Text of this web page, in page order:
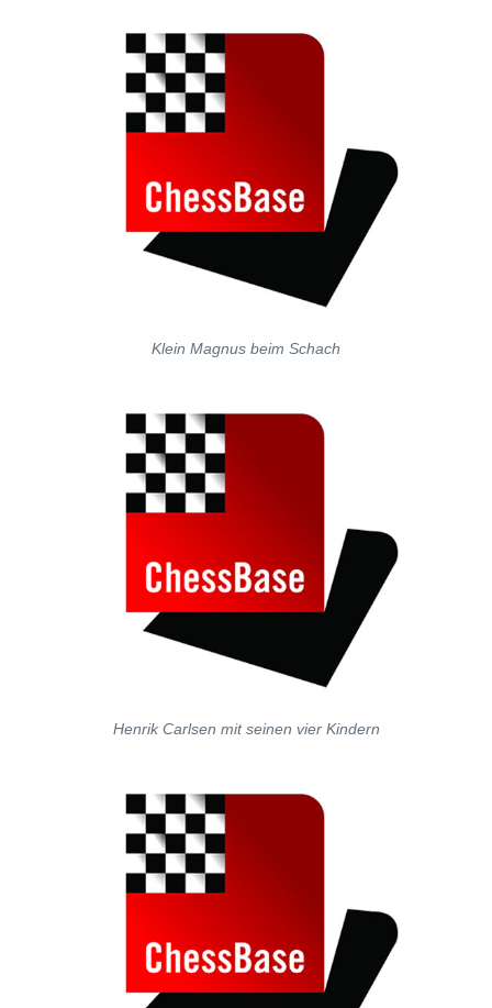
Klein Magnus beim Schach
Henrik Carlsen mit seinen vier Kindern